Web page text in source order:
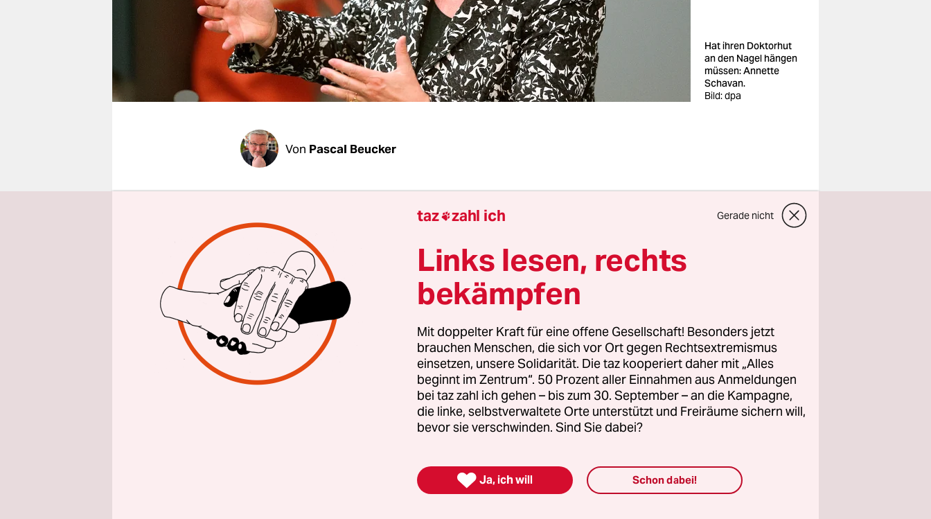
unterstützen
genossenschaft
Hat ihren Doktorhut
an den Nagel hängen
müssen: Annette
Schavan.
Bild: dpa
Von Pascal Beucker
| An die unerfreuliche Episode dürfte Annette Schavan nicht
mehr so gerne erinnert werden. In ihrer Abschiedsrede im Bundestag
Ende Juni erwähnte die christdemokratische Ex-
Wissenschaftsministerin ihre Plagiatsaffäre, die ihr im Februar
vergangenen Jahres den Doktortitel kostete, mit keinem Wort. Jetzt hat
auch die Düsseldorfer Universität den Fall zu den Akten gelegt – mit
einem Abschlussbericht, der sich gewaschen hat. (Bericht als pdf)
Verfasst hat das an den Uni-Senat adressierte und als „vertraulich“
gekennzeichnete Papier der Dekan der Philosophischen Fakultät,
Bruno Bleckmann. Es liest sich wie eine bitterböse Abrechnung mit
Schavan und etlichen Granden des Wissenschaftsbetriebs, die ihr beim
taz zahl ich Gerade nicht
Links lesen, rechts
bekämpfen
Mit doppelter Kraft für eine offene Gesellschaft! Besonders jetzt
brauchen Menschen, die sich vor Ort gegen Rechtsextremismus
einsetzen, unsere Solidarität. Die taz kooperiert daher mit „Alles
beginnt im Zentrum“. 50 Prozent aller Einnahmen aus Anmeldungen
bei taz zahl ich gehen – bis zum 30. September – an die Kampagne,
die linke, selbstverwaltete Orte unterstützt und Freiräume sichern will,
bevor sie verschwinden. Sind Sie dabei?
 Ja, ich will Schon dabei!